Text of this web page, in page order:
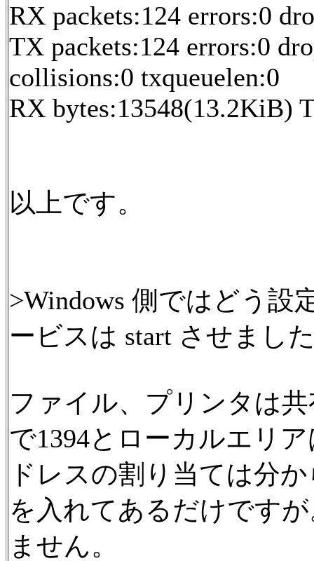
RX packets:124 errors:0
TX packets:124 errors:0
collisions:0 txqueuelen:0
RX bytes:13548(13.2KiB)
以上です。
>Windows 側ではどう設
ービスは start させまし
ファイル、プリンタは
で1394とローカルエリ
ドレスの割り当ては分
を入れてあるだけです
ません。